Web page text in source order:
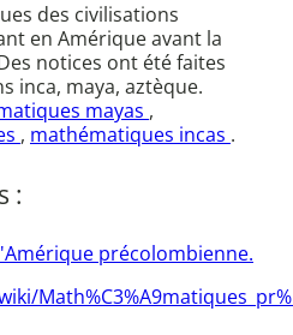
des civilisations
en Amérique avant la
notices ont été faites
inca, maya, aztèque.
mayas ,
, mathématiques incas .
:
précolombienne.